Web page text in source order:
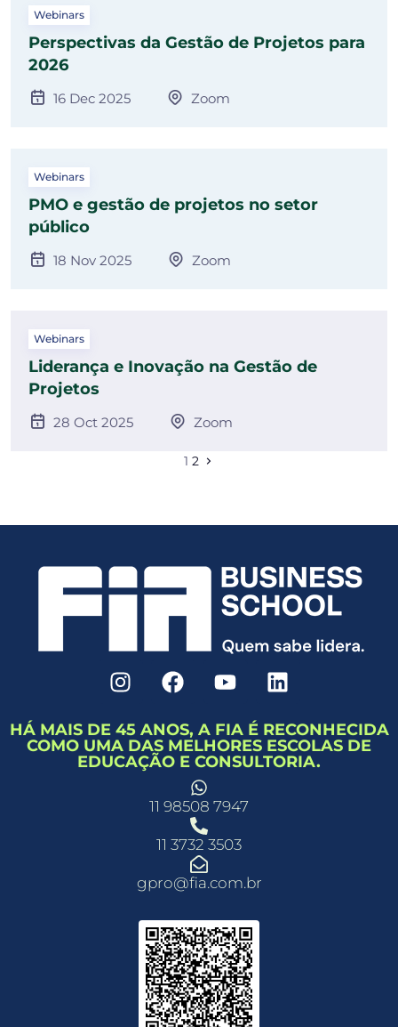
Webinars
Perspectivas da Gestão de Projetos para
2026
16 Dec 2025 Zoom
Webinars
PMO e gestão de projetos no setor
público
18 Nov 2025 Zoom
Webinars
Liderança e Inovação na Gestão de
Projetos
28 Oct 2025 Zoom
1 2
HÁ MAIS DE 45 ANOS, A FIA É RECONHECIDA
COMO UMA DAS MELHORES ESCOLAS DE
EDUCAÇÃO E CONSULTORIA.
11 98508 7947
11 3732 3503
gpro@fia.com.br